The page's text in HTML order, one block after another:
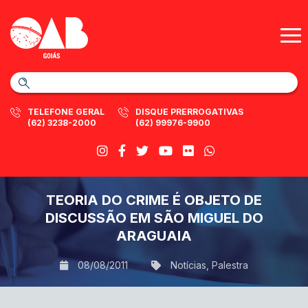
TELEFONE GERAL
(62) 3238-2000
DISQUE PRERROGATIVAS
(62) 99976-9900
TEORIA DO CRIME É OBJETO DE
DISCUSSÃO EM SÃO MIGUEL DO
ARAGUAIA
08/08/2011 Notícias Palestra